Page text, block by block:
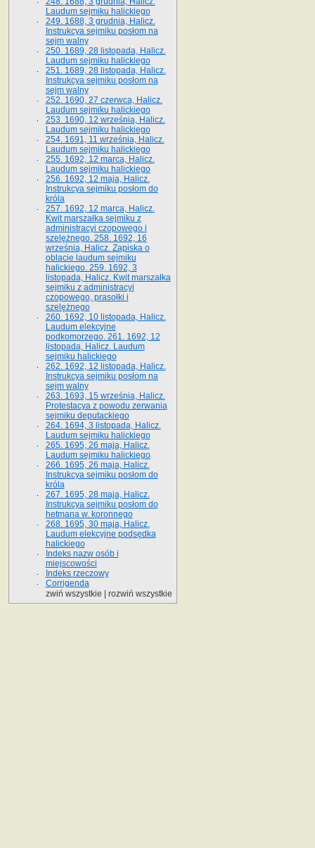
Laudum sejmiku halickiego
249. 1688, 3 grudnia, Halicz.
Instrukcya sejmiku posłom na
sejm walny
250. 1689, 28 listopada, Halicz.
Laudum sejmiku halickiego
251. 1689, 28 listopada, Halicz.
Instrukcya sejmiku posłom na
sejm walny
252. 1690, 27 czerwca, Halicz.
Laudum sejmiku halickiego
253. 1690, 12 września, Halicz.
Laudum sejmiku halickiego
254. 1691, 11 września, Halicz.
Laudum sejmiku halickiego
255. 1692, 12 marca, Halicz.
Laudum sejmiku halickiego
256. 1692, 12 maja, Halicz.
Instrukcya sejmiku posłom do
króla
257. 1692, 12 marca, Halicz.
Kwit marszałka sejmiku z
administracyi czopowego i
szelężnego. 258. 1692, 16
września, Halicz. Zapiska o
oblacie laudum sejmiku
halickiego. 259. 1692, 3
listopada, Halicz. Kwit marszałka
sejmiku z administracyi
czopowego, prasołki i
szelężnego
260. 1692, 10 listopada, Halicz.
Laudum elekcyjne
podkomorzego. 261. 1692, 12
listopada, Halicz. Laudum
sejmiku halickiego
262. 1692, 12 listopada, Halicz.
Instrukcya sejmiku posłom na
sejm walny
263. 1693, 15 września, Halicz.
Protestacya z powodu zerwania
sejmiku deputackiego
264. 1694, 3 listopada, Halicz.
Laudum sejmiku halickiego
265. 1695, 26 maja, Halicz.
Laudum sejmiku halickiego
266. 1695, 26 maja, Halicz.
Instrukcya sejmiku posłom do
króla
267. 1695, 28 maja, Halicz.
Instrukcya sejmiku posłom do
hetmana w. koronnego
268. 1695, 30 maja, Halicz.
Laudum elekcyjne podsędka
halickiego
Indeks nazw osób i
miejscowości
Indeks rzeczowy
Corrigenda
zwiń wszystkie
rozwiń wszystkie